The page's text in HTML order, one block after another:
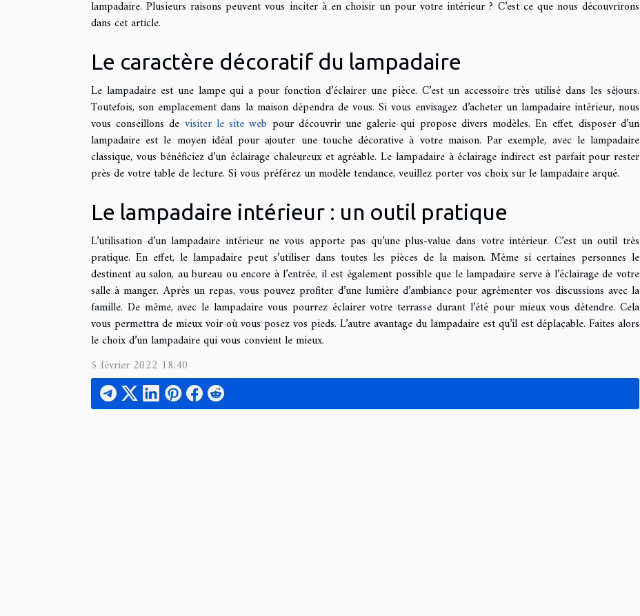
lampadaire. Plusieurs raisons peuvent vous inciter à en choisir un pour votre intérieur ? C’est ce que nous découvrirons
dans cet article.
Le caractère décoratif du lampadaire
Le lampadaire est une lampe qui a pour fonction d’éclairer une pièce. C’est un accessoire très utilisé dans les séjours.
Toutefois, son emplacement dans la maison dépendra de vous. Si vous envisagez d’acheter un lampadaire intérieur, nous
vous conseillons de visiter le site web pour découvrir une galerie qui propose divers modèles. En effet, disposer d’un
lampadaire est le moyen idéal pour ajouter une touche décorative à votre maison. Par exemple, avec le lampadaire
classique, vous bénéficiez d’un éclairage chaleureux et agréable. Le lampadaire à éclairage indirect est parfait pour rester
près de votre table de lecture. Si vous préférez un modèle tendance, veuillez porter vos choix sur le lampadaire arqué.
Le lampadaire intérieur : un outil pratique
L’utilisation d’un lampadaire intérieur ne vous apporte pas qu’une plus-value dans votre intérieur. C’est un outil très
pratique. En effet, le lampadaire peut s’utiliser dans toutes les pièces de la maison. Même si certaines personnes le
destinent au salon, au bureau ou encore à l’entrée, il est également possible que le lampadaire serve à l’éclairage de votre
salle à manger. Après un repas, vous pouvez profiter d’une lumière d’ambiance pour agrémenter vos discussions avec la
famille. De même, avec le lampadaire vous pourrez éclairer votre terrasse durant l’été pour mieux vous détendre. Cela
vous permettra de mieux voir où vous posez vos pieds. L’autre avantage du lampadaire est qu’il est déplaçable. Faites alors
le choix d’un lampadaire qui vous convient le mieux.
5 février 2022 18:40